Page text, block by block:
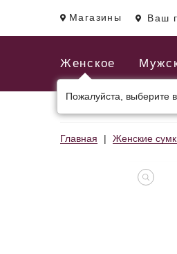
Магазины Ваш
Женское
Пожалуйста, выберите
Главная Женские